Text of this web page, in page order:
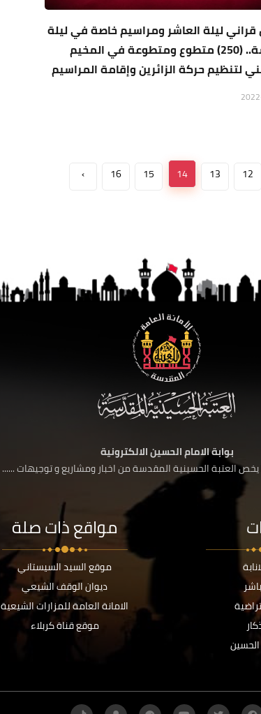
ليلة العاشر ومراسيم خاصة في ليلة
الوحشة.. (250) متطوع ومتطوعة في المخيم
لتنظيم حركة الزائرين وإقامة المراسيم
12
13
14
15
16
›
بوابة الامام الحسين الالكترونية
العتبة الحسينية المقدسة من اخبار ومشاريع و توجيهات ......
مواقع ذات صلة
موقع السيد السيستاني
ديوان الوقف الشيعي
الامانة العامة للمزارات الشيعية
موقع قناة كربلاء